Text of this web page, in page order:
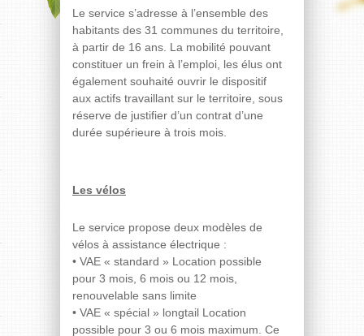
Le service s’adresse à l’ensemble des
habitants des 31 communes du territoire,
à partir de 16 ans. La mobilité pouvant
constituer un frein à l’emploi, les élus ont
également souhaité ouvrir le dispositif
aux actifs travaillant sur le territoire, sous
réserve de justifier d’un contrat d’une
durée supérieure à trois mois.
Les vélos
Le service propose deux modèles de
vélos à assistance électrique :
• VAE « standard » Location possible
pour 3 mois, 6 mois ou 12 mois,
renouvelable sans limite
• VAE « spécial » longtail Location
possible pour 3 ou 6 mois maximum. Ce